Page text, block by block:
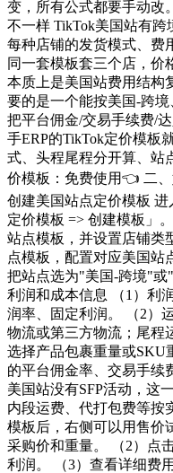
变，所有公式都要手动改
不一样 TikTok美国站有跨
每种店铺的发货模式、费
同一套模板套三个店，价
本质上是美国站费用结构
要的是一个能按美国-跨境
把平台佣金/交易手续费/
手ERP的TikTok定价模板
式、头程尾程分开算、站
价模板：免费使用👈 二、
创建美国站点定价模板
定价模板 => 创建模板」
站点模板，并设置店铺类
点模板，配置对应美国站
把站点选为"美国-跨境"或
利润和成本信息 （1）利
润率、固定利润。 （2）
物流或第三方物流；尾程
选择产品包裹重量或SKU
的平台佣金率、交易手续
美国站没有SFP活动，这
内段运费、代打包费等按
模板后，右侧可以用售价
采购价和重量。 （2）点
利润。 （3）查看详细费